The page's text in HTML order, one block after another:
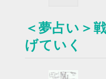
＜夢占い＞
げていく